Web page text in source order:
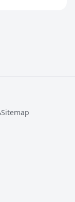
Sitemap